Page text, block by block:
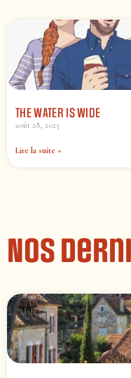
THE WATER IS WIDE
août 28, 2023
Lire la suite »
Nos